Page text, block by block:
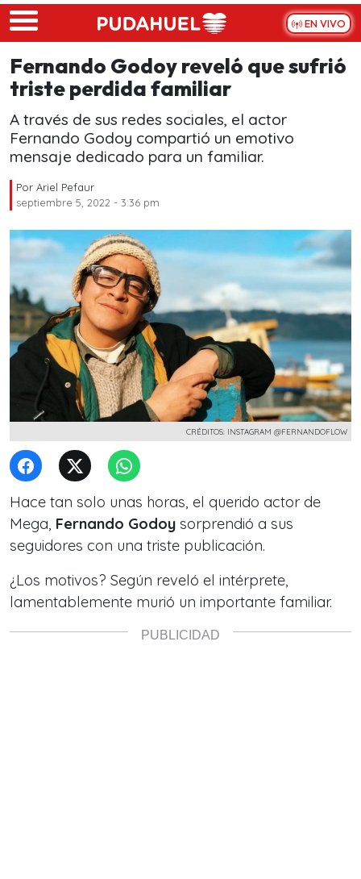
Skip to main content
EN VIVO
Fernando Godoy reveló que sufrió
triste perdida familiar
A través de sus redes sociales, el actor
Fernando Godoy compartió un emotivo
mensaje dedicado para un familiar.
Por Ariel Pefaur
septiembre 5, 2022 - 3:36 pm
CRÉDITOS: INSTAGRAM @FERNANDOFLOW
Hace tan solo unas horas, el querido actor de
Mega, Fernando Godoy sorprendió a sus
seguidores con una triste publicación.
¿Los motivos? Según reveló el intérprete,
lamentablemente murió un importante familiar.